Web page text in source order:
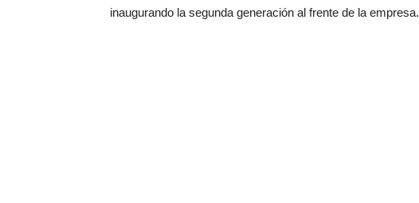
inaugurando la segunda generación al frente de la empresa.